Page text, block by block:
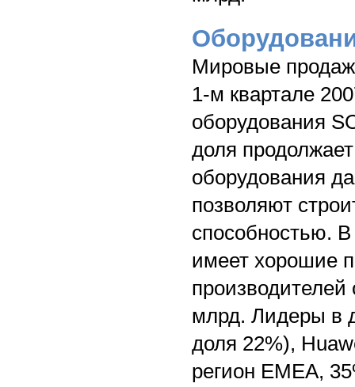
Мировые
1-м квартале
оборудования
доля
оборудования
позволяют
способностью.
имеет хорошие
производителей
млрд. Лидеры в
доля 22%),
регион EMEA,